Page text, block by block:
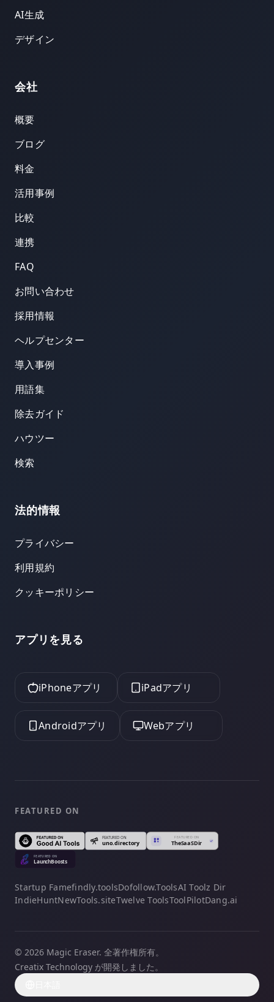
AI生成
デザイン
会社
概要
ブログ
料金
活用事例
比較
連携
FAQ
お問い合わせ
採用情報
ヘルプセンター
導入事例
用語集
除去ガイド
ハウツー
検索
法的情報
プライバシー
利用規約
クッキーポリシー
アプリを見る
iPhoneアプリ iPadアプリ
Androidアプリ Webアプリ
FEATURED ON
Startup Famefindly.toolsDofollow.ToolsAI Toolz Dir
IndieHuntNewTools.siteTwelve ToolsToolPilotDang.ai
© 2026 Magic Eraser. 全著作権所有。
Creatix Technology が開発しました。